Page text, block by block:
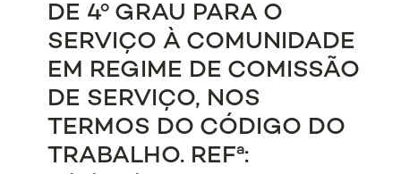
DE 4º GRAU PARA O
SERVIÇO À COMUNIDADE
EM REGIME DE COMISSÃO
DE SERVIÇO, NOS
TERMOS DO CÓDIGO DO
TRABALHO. REFª: